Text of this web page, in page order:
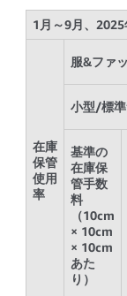
1月～9月、
在庫
保管
使用
率
服&ファ
小型/標
基準の
在庫保
管手数
料
（10cm
× 10cm
× 10cm
あた
り）